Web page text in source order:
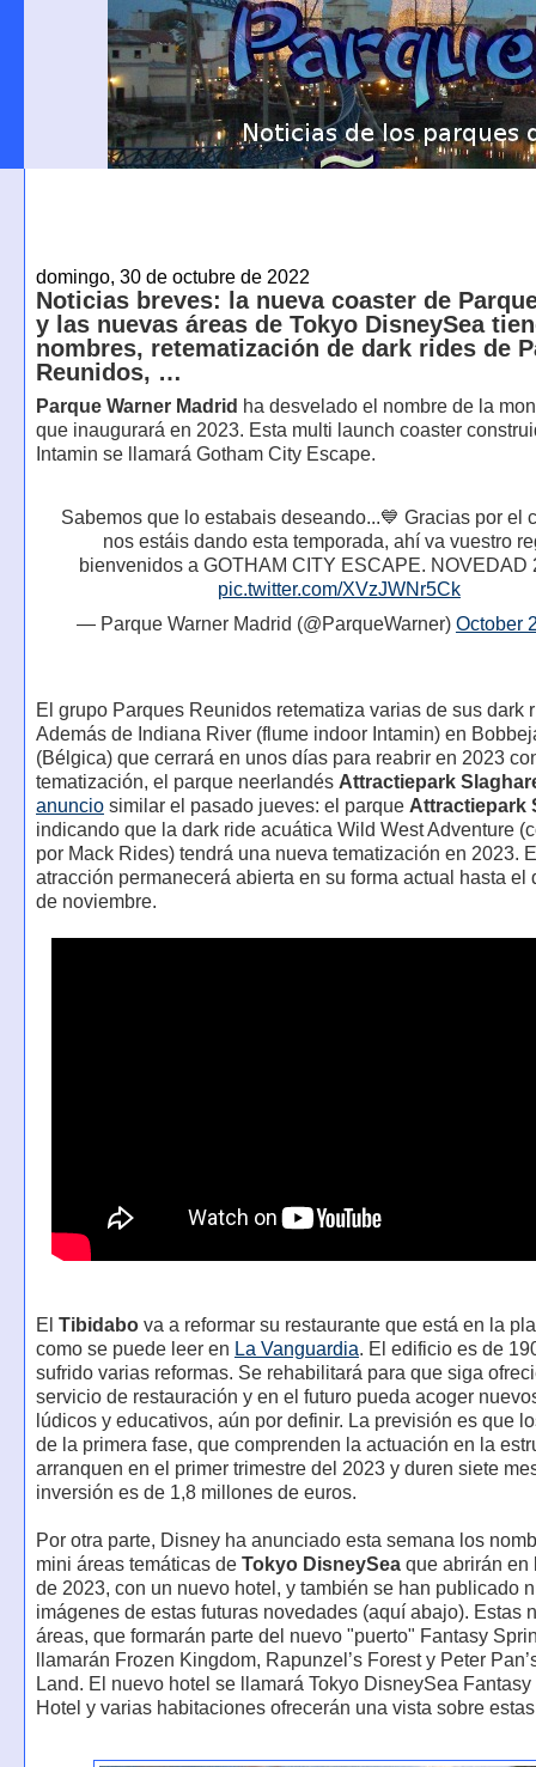
domingo, 30 de octubre de 2022
Noticias breves: la nueva coaster de
y las nuevas áreas de Tokyo DisneySea
nombres, retematización de dark rides de
Reunidos, …
Parque Warner Madrid ha desvelado el nombre de la
que inaugurará en 2023. Esta multi launch coaster
Intamin se llamará Gotham City Escape.
Sabemos que lo estabais deseando...💙 Gracias por el
nos estáis dando esta temporada, ahí va vuestro
bienvenidos a GOTHAM CITY ESCAPE. NOVEDAD
pic.twitter.com/XVzJWNr5Ck
— Parque Warner Madrid (@ParqueWarner) October
El grupo Parques Reunidos retematiza varias de sus dark
Además de Indiana River (flume indoor Intamin) en
(Bélgica) que cerrará en unos días para reabrir en 2023
tematización, el parque neerlandés Attractiepark
anunciosimilar el pasado jueves: el parque Attractiepark
indicando que la dark ride acuática Wild West Adventure
por Mack Rides) tendrá una nueva tematización en 2023.
atracción permanecerá abierta en su forma actual hasta el
de noviembre.
El Tibidabova a reformar su restaurante que está en la
como se puede leer en La Vanguardia. El edificio es de
sufrido varias reformas. Se rehabilitará para que siga
servicio de restauración y en el futuro pueda acoger
lúdicos y educativos, aún por definir. La previsión es que
de la primera fase, que comprenden la actuación en la
arranquen en el primer trimestre del 2023 y duren siete
inversión es de 1,8 millones de euros.
Por otra parte, Disney ha anunciado esta semana los
mini áreas temáticas de Tokyo DisneySeaque abrirán en
de 2023, con un nuevo hotel, y también se han publicado
imágenes de estas futuras novedades (aquí abajo). Estas
áreas, que formarán parte del nuevo "puerto" Fantasy
llamarán Frozen Kingdom, Rapunzel’s Forest y Peter
Land. El nuevo hotel se llamará Tokyo DisneySea
Hotel y varias habitaciones ofrecerán una vista sobre